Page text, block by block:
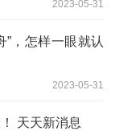
2023-05-31
”，怎样一眼就认
2023-05-31
天天新消息